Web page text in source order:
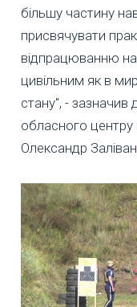
більшу частину
присвячувати
відпрацюванню
цивільним як в
стану", - зазначив
обласного центру
Олександр